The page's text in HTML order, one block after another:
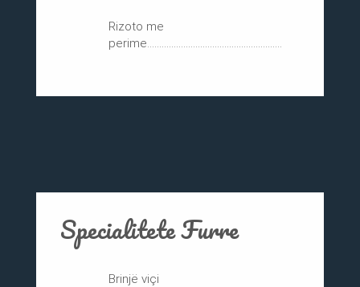
Rizoto me
perime........................................................
Specialitete Furre
Brinjë viçi